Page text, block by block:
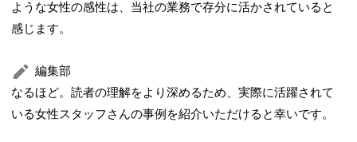
ような女性の感性は、当社の業務で存分に活かされていると
感じます。
編集部
なるほど。読者の理解をより深めるため、実際に活躍されて
いる女性スタッフさんの事例を紹介いただけると幸いです。